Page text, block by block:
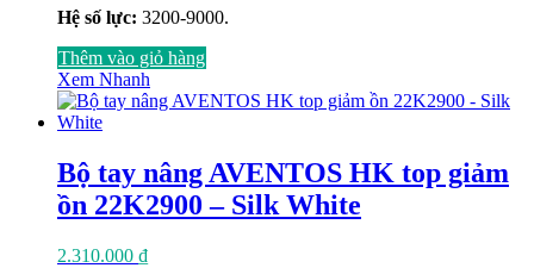
Hệ số lực: 3200-9000.
Thêm vào giỏ hàng
Xem Nhanh
Bộ tay nâng AVENTOS HK top giảm
ồn 22K2900 – Silk White
2.310.000 ₫